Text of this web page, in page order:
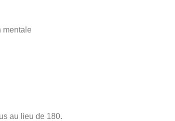
mentale
au lieu de 180.